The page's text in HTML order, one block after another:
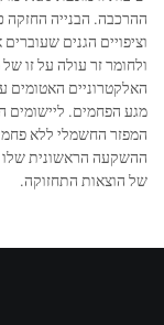
ההרכבה. הבנייה החזקה
וציפויים הגנים
ולחומר זר עולה על זו
האלקטרוניים האטומים
מגע הפחמים. ליישומים
המפזר החשמלי ללא
ההשקעה הראשונית
של הוצאות התחזוקה.